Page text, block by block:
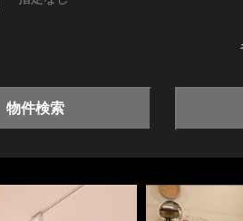
物件検索